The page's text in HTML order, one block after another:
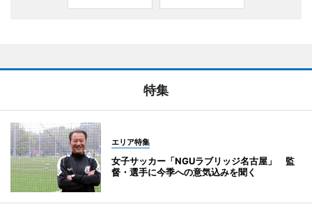
特集
エリア特集
女子サッカー「NGUラブリッジ名古屋」 監
督・選手に今季への意気込みを聞く